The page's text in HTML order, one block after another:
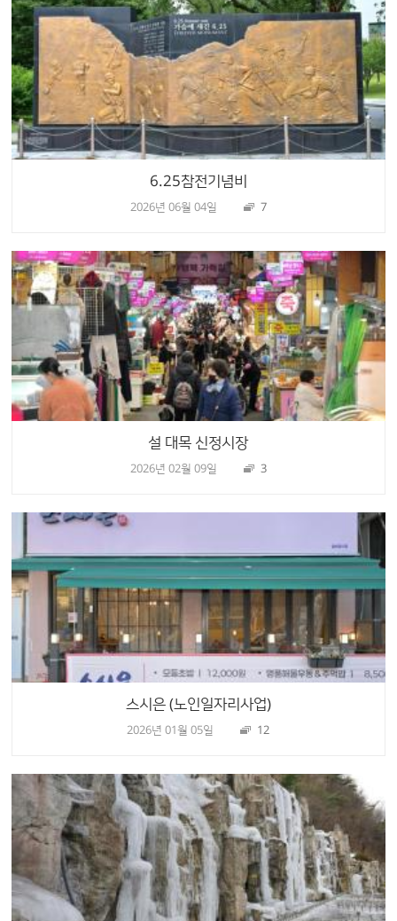
6.25참전기념비
2026년 06월 04일 7
설 대목 신정시장
2026년 02월 09일 3
스시은 (노인일자리사업)
2026년 01월 05일 12